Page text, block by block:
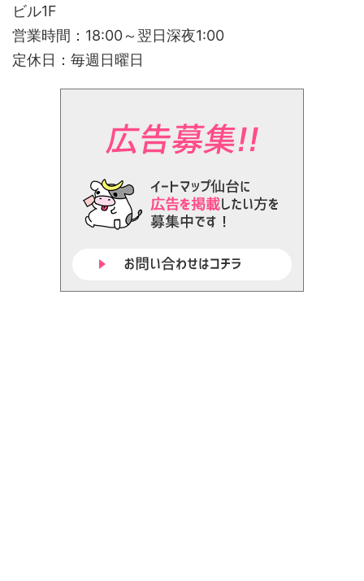
ビル1F
営業時間：18:00～翌日深夜1:00
定休日：毎週日曜日